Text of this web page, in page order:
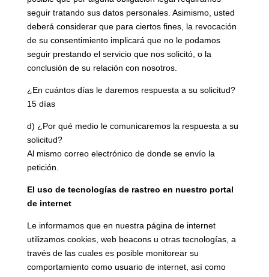
seguir tratando sus datos personales. Asimismo, usted
deberá considerar que para ciertos fines, la revocación
de su consentimiento implicará que no le podamos
seguir prestando el servicio que nos solicitó, o la
conclusión de su relación con nosotros.
¿En cuántos días le daremos respuesta a su solicitud?
15 días
d) ¿Por qué medio le comunicaremos la respuesta a su
solicitud?
Al mismo correo electrónico de donde se envío la
petición.
El uso de tecnologías de rastreo en nuestro portal
de internet
Le informamos que en nuestra página de internet
utilizamos cookies, web beacons u otras tecnologías, a
través de las cuales es posible monitorear su
comportamiento como usuario de internet, así como